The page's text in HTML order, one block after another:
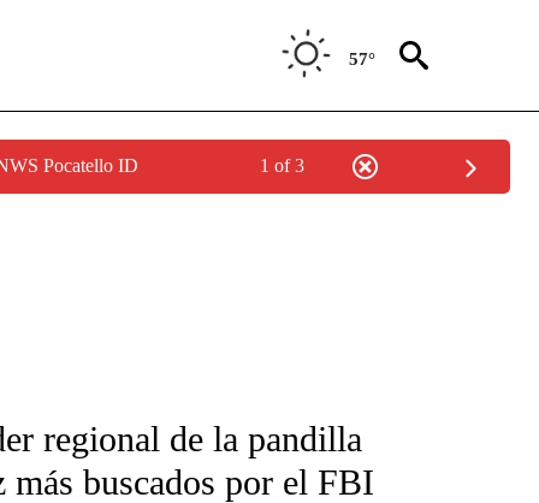
57°
Pocatello ID 1 of 3
ABOUT NEW PAGES ON "CNN-SPANISH".
regional de la pandilla
buscados por el FBI